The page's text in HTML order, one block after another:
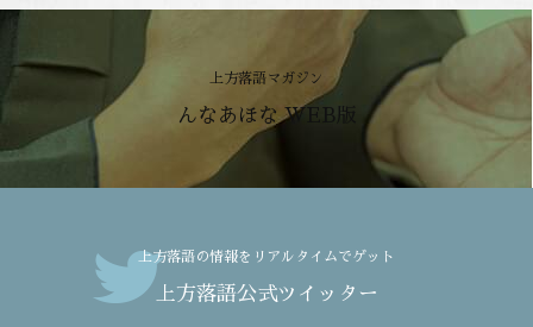
上方落語マガジン
んなあほな WEB版
上方落語の情報をリアルタイムでゲット
上方落語公式ツイッター